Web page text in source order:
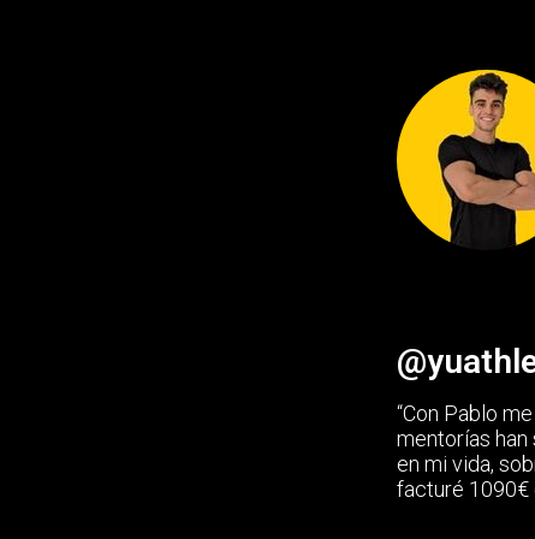
“Con Pablo
mentorías
en mi vida,
facturé 1090€